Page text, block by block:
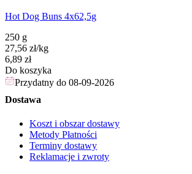
Hot Dog Buns 4x62,5g
250 g
27,56 zł/kg
Cena
6,89 zł
Do koszyka
Przydatny do 08-09-2026
Dostawa
Koszt i obszar dostawy
Metody Płatności
Terminy dostawy
Reklamacje i zwroty